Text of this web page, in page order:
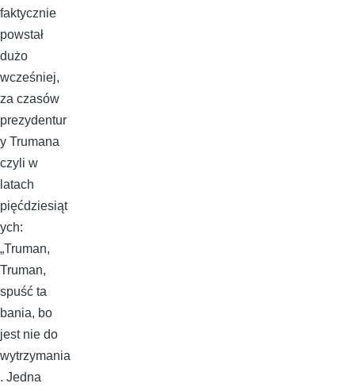
faktycznie
powstał
dużo
wcześniej,
za czasów
prezydentur
y Trumana
czyli w
latach
pięćdziesiąt
ych:
„Truman,
Truman,
spuść ta
bania, bo
jest nie do
wytrzymania
. Jedna